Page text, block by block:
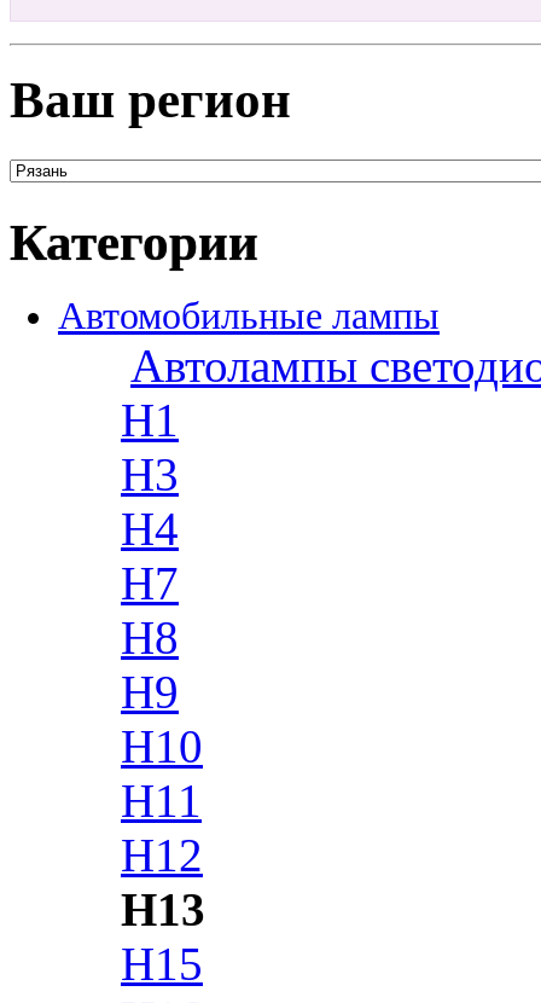
Ваш регион
Категории
Автомобильные лампы
Автолампы
H1
H3
H4
H7
H8
H9
H10
H11
H12
H13
H15